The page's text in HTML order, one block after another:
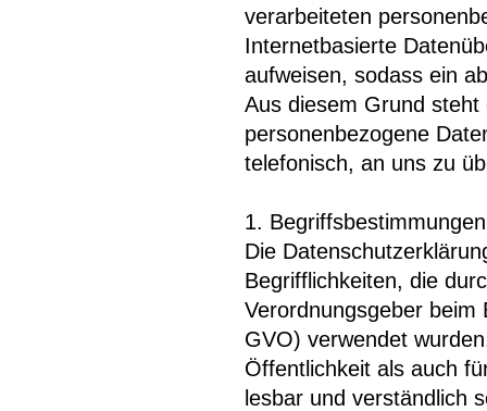
verarbeiteten
Internetbasierte
aufweisen, sodass ein
Aus diesem Grund
personenbezogene
telefonisch, an uns zu
1. Begriffsbestimmungen
Die
Begrifflichkeiten, die
Verordnungsgeber
GVO) verwendet
Öffentlichkeit als auch
lesbar und verständlich